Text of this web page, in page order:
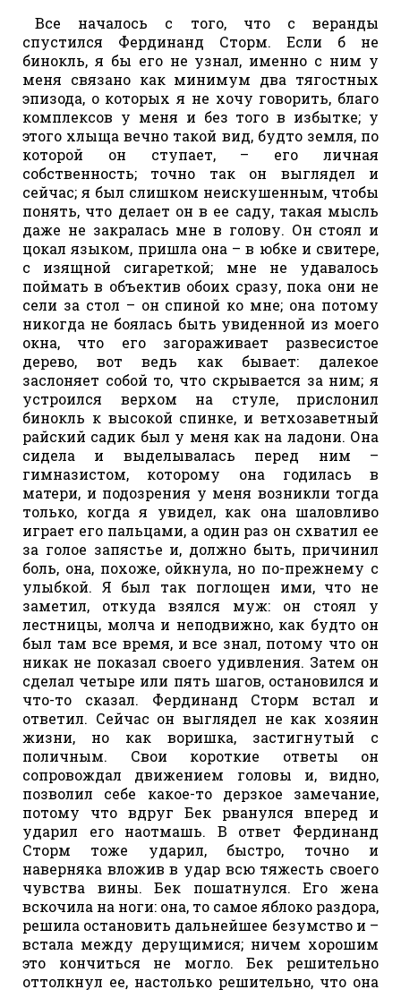
Все началось с того, что с веранды
спустился Фердинанд Сторм. Если б не
бинокль, я бы его не узнал, именно с ним у
меня связано как минимум два тягостных
эпизода, о которых я не хочу говорить, благо
комплексов у меня и без того в избытке; у
этого хлыща вечно такой вид, будто земля, по
которой он ступает, – его личная
собственность; точно так он выглядел и
сейчас; я был слишком неискушенным, чтобы
понять, что делает он в ее саду, такая мысль
даже не закралась мне в голову. Он стоял и
цокал языком, пришла она – в юбке и свитере,
с изящной сигареткой; мне не удавалось
поймать в объектив обоих сразу, пока они не
сели за стол – он спиной ко мне; она потому
никогда не боялась быть увиденной из моего
окна, что его загораживает развесистое
дерево, вот ведь как бывает: далекое
заслоняет собой то, что скрывается за ним; я
устроился верхом на стуле, прислонил
бинокль к высокой спинке, и ветхозаветный
райский садик был у меня как на ладони. Она
сидела и выделывалась перед ним –
гимназистом, которому она годилась в
матери, и подозрения у меня возникли тогда
только, когда я увидел, как она шаловливо
играет его пальцами, а один раз он схватил ее
за голое запястье и, должно быть, причинил
боль, она, похоже, ойкнула, но по-прежнему с
улыбкой. Я был так поглощен ими, что не
заметил, откуда взялся муж: он стоял у
лестницы, молча и неподвижно, как будто он
был там все время, и все знал, потому что он
никак не показал своего удивления. Затем он
сделал четыре или пять шагов, остановился и
что-то сказал. Фердинанд Сторм встал и
ответил. Сейчас он выглядел не как хозяин
жизни, но как воришка, застигнутый с
поличным. Свои короткие ответы он
сопровождал движением головы и, видно,
позволил себе какое-то дерзкое замечание,
потому что вдруг Бек рванулся вперед и
ударил его наотмашь. В ответ Фердинанд
Сторм тоже ударил, быстро, точно и
наверняка вложив в удар всю тяжесть своего
чувства вины. Бек пошатнулся. Его жена
вскочила на ноги: она, то самое яблоко раздора,
решила остановить дальнейшее безумство и –
встала между дерущимися; ничем хорошим
это кончиться не могло. Бек решительно
оттолкнул ее, настолько решительно, что она